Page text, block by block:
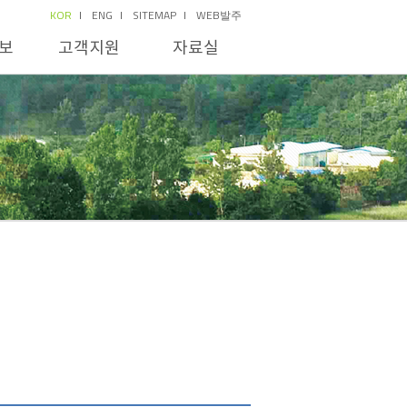
KOR ENG SITEMAP WEB발주
고객지원 자료실